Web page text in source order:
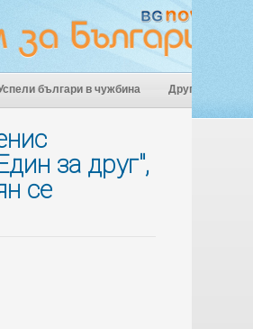
българи в чужбина Други
за друг",
се